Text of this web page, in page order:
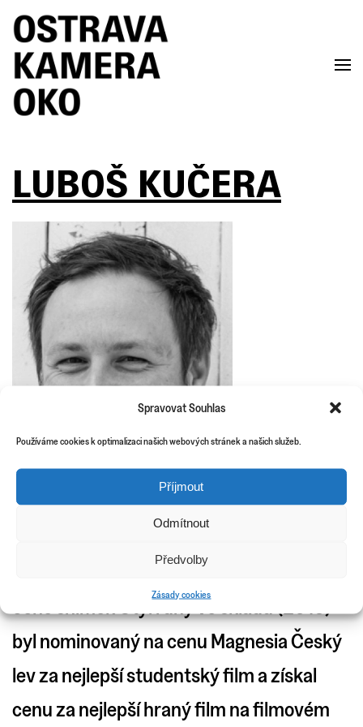
Spravovat Souhlas
Používáme cookies k optimalizaci našich webových stránek a našich služeb.
Příjmout
Odmítnout
Předvolby
Zásady cookies
Skip to main content
LUBOŠ KUČERA
filmem Vyměnila jsem si směnu (2019).
Jeho snímek Čtyři dny ve skladu (2013)
byl nominovaný na cenu Magnesia Český
lev za nejlepší studentský film a získal
cenu za nejlepší hraný film na filmovém